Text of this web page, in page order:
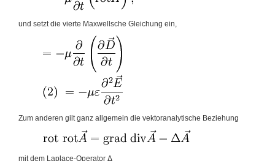
und setzt die vierte Maxwellsche Gleichung ein,
Zum anderen gilt ganz allgemein die vektoranalytische Beziehung
mit dem Laplace-Operator Δ